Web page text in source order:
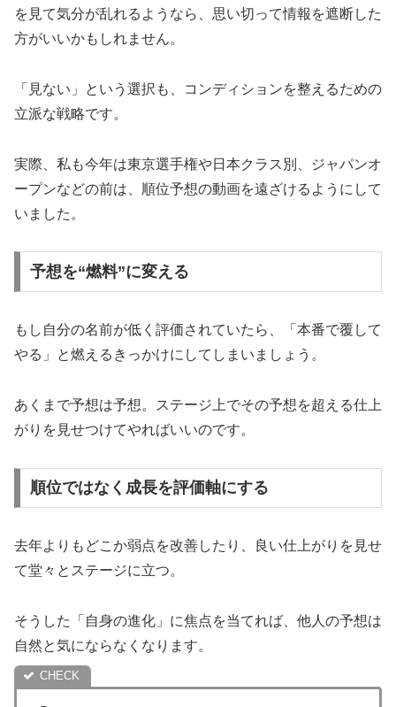
を見て気分が乱れるようなら、思い切って情報を遮断した
方がいいかもしれません。
「見ない」という選択も、コンディションを整えるための
立派な戦略です。
実際、私も今年は東京選手権や日本クラス別、ジャパンオ
ープンなどの前は、順位予想の動画を遠ざけるようにして
いました。
予想を“燃料”に変える
もし自分の名前が低く評価されていたら、「本番で覆して
やる」と燃えるきっかけにしてしまいましょう。
あくまで予想は予想。ステージ上でその予想を超える仕上
がりを見せつけてやればいいのです。
順位ではなく成長を評価軸にする
去年よりもどこか弱点を改善したり、良い仕上がりを見せ
て堂々とステージに立つ。
そうした「自身の進化」に焦点を当てれば、他人の予想は
自然と気にならなくなります。